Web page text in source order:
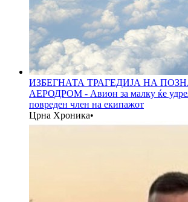
ИЗБЕГНАТА ТРАГЕДИЈА НА
АЕРОДРОМ - Авион за малку ќе
повреден член на екипажот
Црна Хроника•